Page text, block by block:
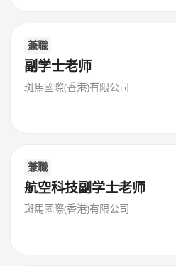
兼職
副学士老师
斑馬國際(香港)有限公司
兼職
航空科技副学士老师
斑馬國際(香港)有限公司